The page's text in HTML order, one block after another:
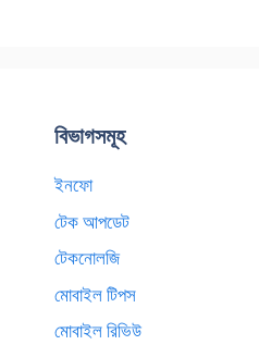
বিভাগসমূহ
ইনফো
টেক আপডেট
টেকনোলজি
মোবাইল টিপস
মোবাইল রিভিউ